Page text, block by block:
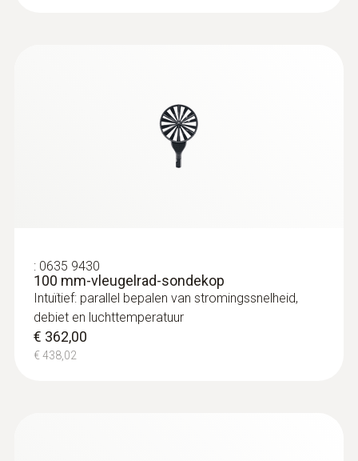
: 0635 9430
100 mm-vleugelrad-sondekop
Intuïtief: parallel bepalen van stromingssnelheid,
debiet en luchttemperatuur
€ 362,00
€ 438,02